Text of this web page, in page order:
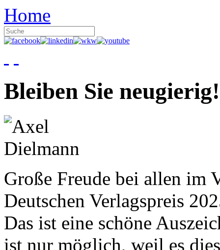
Home
Bleiben Sie neugierig!
Große Freude bei allen im
Deutschen Verlagspreis
Das ist eine schöne
ist nur möglich, weil es